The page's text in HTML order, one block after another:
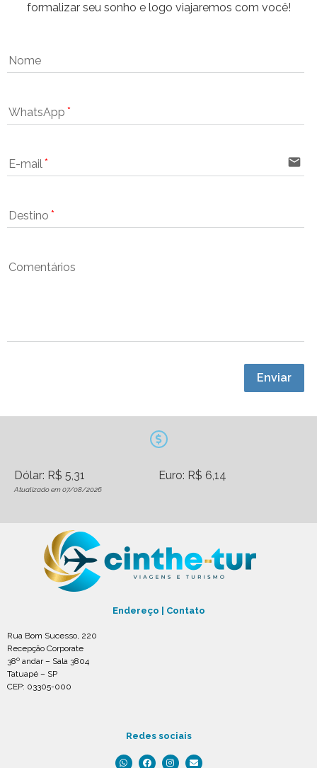
formalizar seu sonho e logo viajaremos com você!
Nome
WhatsApp
E-mail email
Destino
Comentários
Enviar
Dólar: R$ 5,31 Euro: R$ 6,14
Atualizado em 07/08/2026
Endereço | Contato
Rua Bom Sucesso, 220
Recepção Corporate
38º andar – Sala 3804
Tatuapé – SP
CEP: 03305-000
Redes sociais